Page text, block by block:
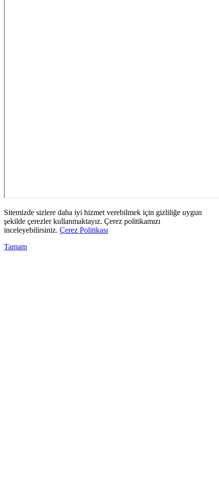
Sitemizde sizlere daha iyi hizmet verebilmek için gizliliğe uygun
şekilde çerezler kullanmaktayız. Çerez politikamızı
inceleyebilirsiniz. Çerez Politikası
Tamam